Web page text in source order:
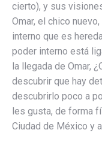
cierto), y sus
Omar, el chico
interno que es
poder interno está
la llegada de Omar,
descubrir que hay
descubrirlo poco a
les gusta, de forma
Ciudad de México y